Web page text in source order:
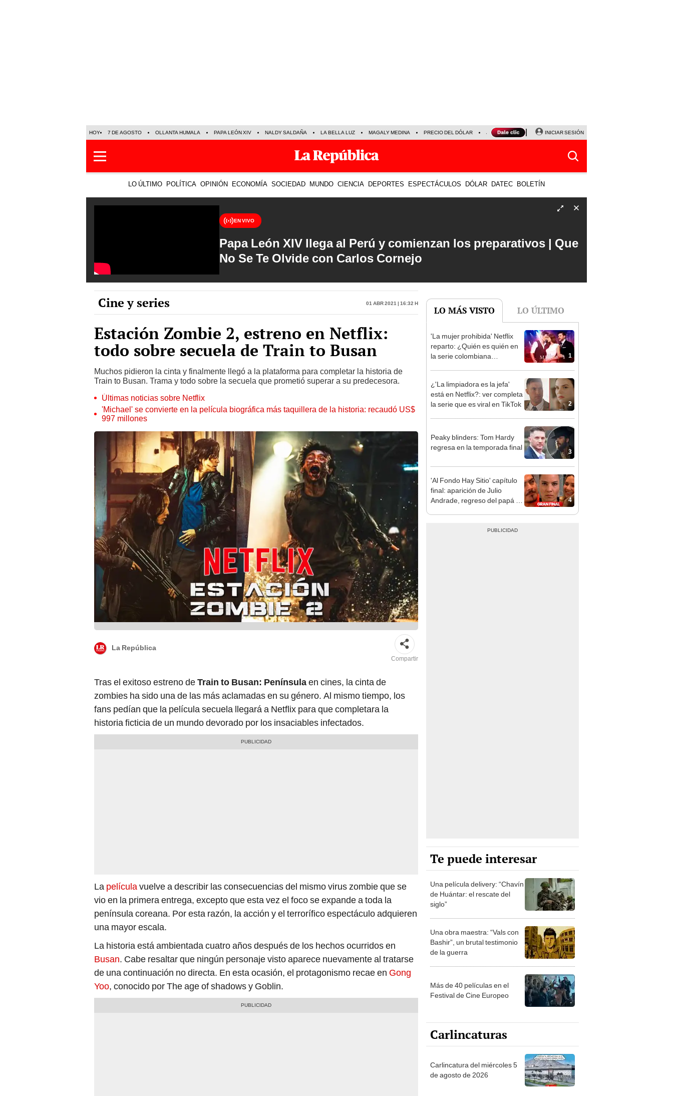
HOY 7 DE AGOSTO OLLANTA HUMALA PAPA LEÓN XIV NALDY SALDAÑA LA BELLA LUZ MAGALY MEDINA PRECIO DEL DÓLAR JANET TELLO UNIVERSITARIO - CRISTAL
INICIAR SESIÓN
LO ÚLTIMO POLÍTICA OPINIÓN ECONOMÍA SOCIEDAD MUNDO CIENCIA DEPORTES ESPECTÁCULOS DÓLAR DATEC BOLETÍN
EN VIVO
Papa León XIV llega al Perú y comienzan los preparativos | Que
No Se Te Olvide con Carlos Cornejo
Cine y series 01 Abr 2021 | 16:32 h
Estación Zombie 2, estreno en Netflix:
todo sobre secuela de Train to Busan
Muchos pidieron la cinta y finalmente llegó a la plataforma para completar la historia de
Train to Busan. Trama y todo sobre la secuela que prometió superar a su predecesora.
Últimas noticias sobre Netflix
'Michael' se convierte en la película biográfica más taquillera de la historia: recaudó US$
997 millones
La República
Compartir
Tras el exitoso estreno deTrain to Busan: Penínsulaen cines, la cinta de
zombies ha sido una de las más aclamadas en su género. Al mismo tiempo, los
fans pedían que la película secuela llegará a Netflix para que completara la
historia ficticia de un mundo devorado por los insaciables infectados.
La películavuelve a describir las consecuencias del mismo virus zombie que se
vio en la primera entrega, excepto que esta vez el foco se expande a toda la
península coreana. Por esta razón, la acción y el terrorífico espectáculo adquieren
una mayor escala.
La historia está ambientada cuatro años después de los hechos ocurridos en
Busan. Cabe resaltar que ningún personaje visto aparece nuevamente al tratarse
de una continuación no directa. En esta ocasión, el protagonismo recae en Gong
Yoo, conocido por The age of shadows y Goblin.
LO MÁS VISTO LO ÚLTIMO
1
'La mujer prohibida' Netflix
reparto: ¿Quién es quién en
la serie colombiana
2
¿'La limpiadora es la jefa'
está en Netflix?: ver completa
la serie que es viral en TikTok
3
Peaky blinders: Tom Hardy
regresa en la temporada final
4
'Al Fondo Hay Sitio' capítulo
final: aparición de Julio
Andrade, regreso del papá de
Te puede interesar
Una película delivery: “Chavín
de Huántar: el rescate del
siglo”
Una obra maestra: “Vals con
Bashir”, un brutal testimonio
de la guerra
Más de 40 películas en el
Festival de Cine Europeo
Carlincaturas
Carlincatura del miércoles 5
de agosto de 2026